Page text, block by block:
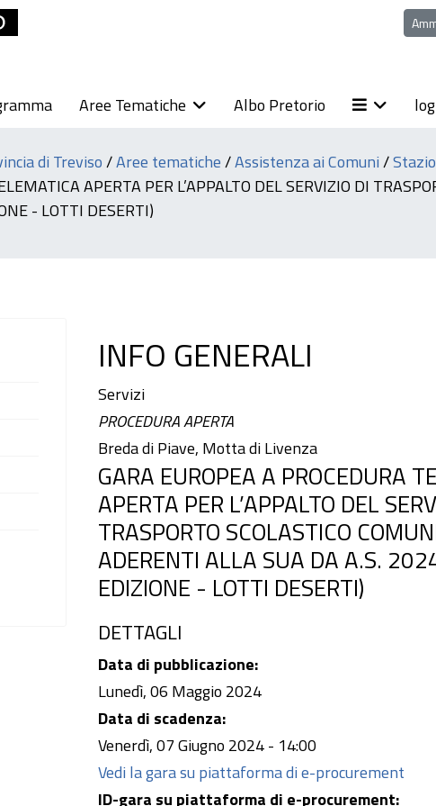
Aree Tematiche Albo Pretorio
di Treviso/Aree tematiche/Assistenza ai Comuni/
APERTA PER L’APPALTO DEL SERVIZIO DI
- LOTTI DESERTI)
INFO GENERALI
Servizi
PROCEDURA APERTA
Breda di Piave, Motta di Livenza
GARA EUROPEA A PROCEDURA
APERTA PER L’APPALTO DEL
TRASPORTO SCOLASTICO
ADERENTI ALLA SUA DA A.S.
EDIZIONE - LOTTI DESERTI)
DETTAGLI
Data di pubblicazione:
Lunedì, 06 Maggio 2024
Data di scadenza:
Venerdì, 07 Giugno 2024 - 14:00
Vedi la gara su piattaforma di e-procurement
ID-gara su piattaforma di e-procurement: